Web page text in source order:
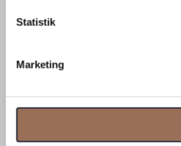
Statistik
Marketing